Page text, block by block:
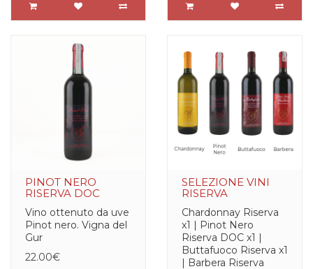
PINOT NERO
RISERVA DOC
Vino ottenuto da uve
Pinot nero. Vigna del
Gur
22.00€
SELEZIONE VINI
RISERVA
Chardonnay Riserva
x1 | Pinot Nero
Riserva DOC x1 |
Buttafuoco Riserva x1
| Barbera Riserva